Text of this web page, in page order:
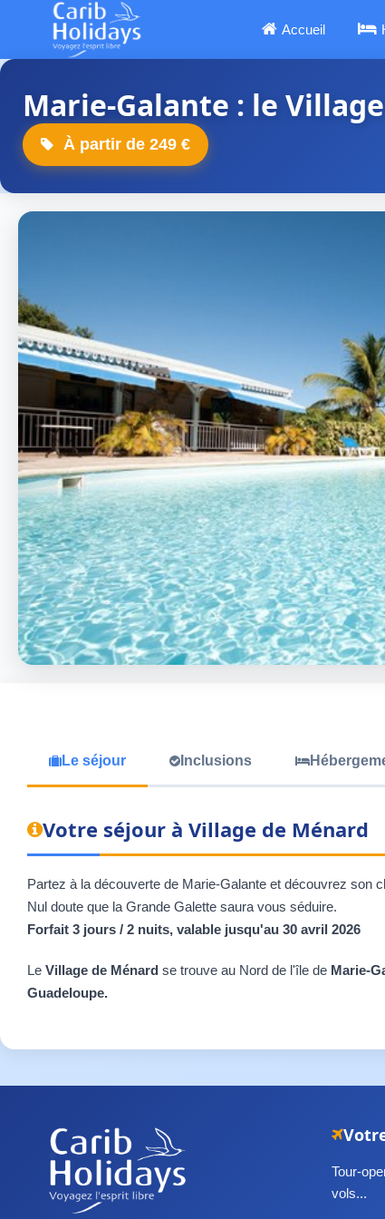
Accueil
Marie-Galante : le Village
À partir de 249 €
Le séjour Inclusions
Votre séjour à Village de Ménard
Partez à la découverte de Marie-Galante et découvrez son
Nul doute que la Grande Galette saura vous séduire.
Forfait 3 jours / 2 nuits, valable jusqu'au 30 avril 2026
Le Village de Ménard se trouve au Nord de l'île de Marie-
Guadeloupe.
Tour-
vols...